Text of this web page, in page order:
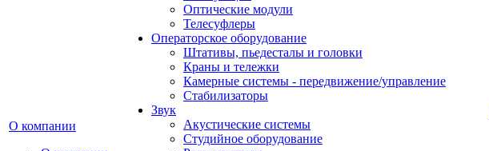
О компании
Оптические модули
Телесуфлеры
Операторское оборудование
Штативы, пьедесталы и головки
Краны и тележки
Камерные системы - передвижение/управление
Стабилизаторы
Звук
Акустические системы
Студийное оборудование